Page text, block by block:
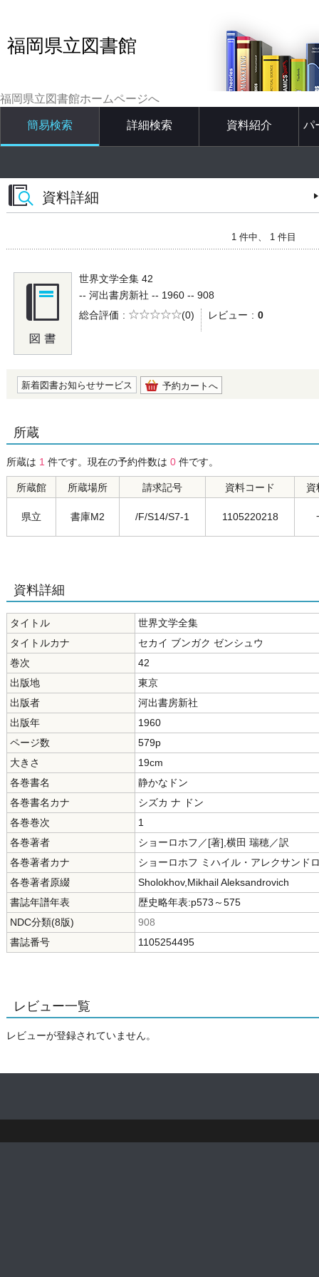
福岡県立図書館
福岡県立図書館ホームページへ
簡易検索 詳細検索 資料紹介 パ
資料詳細
1 件中、 1 件目
世界文学全集 42
-- 河出書房新社 -- 1960 -- 908
総合評価
5段階評価
(0) レビュー 0
新着図書お知らせサービス 予約カートへ
所蔵
所蔵は 1 件です。現在の予約件数は 0 件です。
所蔵館 所蔵場所 請求記号 資料コード 資
県立 書庫M2 /F/S14/S7-1 1105220218
資料詳細
タイトル
世界文学全集
タイトルカナ
セカイ ブンガク ゼンシュウ
巻次
42
出版地
東京
出版者
河出書房新社
出版年
1960
ページ数
579p
大きさ
19cm
各巻書名
静かなドン
各巻書名カナ
シズカ ナ ドン
各巻巻次
1
各巻著者
ショーロホフ／[著],横田 瑞穂／訳
各巻著者カナ
ショーロホフ ミハイル・アレクサンド
各巻著者原綴
Sholokhov,Mikhail Aleksandrovich
書誌年譜年表
歴史略年表:p573～575
NDC分類(8版)
908
書誌番号
1105254495
レビュー一覧
レビューが登録されていません。